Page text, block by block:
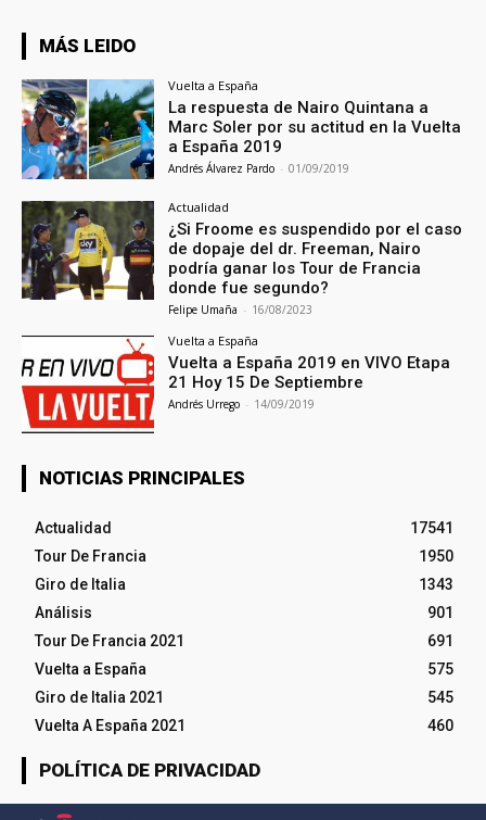
MÁS LEIDO
Vuelta a España
La respuesta de Nairo Quintana a
Marc Soler por su actitud en la Vuelta
a España 2019
Andrés Álvarez Pardo - 01/09/2019
Actualidad
¿Si Froome es suspendido por el caso
de dopaje del dr. Freeman, Nairo
podría ganar los Tour de Francia
donde fue segundo?
Felipe Umaña - 16/08/2023
Vuelta a España
Vuelta a España 2019 en VIVO Etapa
21 Hoy 15 De Septiembre
Andrés Urrego - 14/09/2019
NOTICIAS PRINCIPALES
Actualidad
17541
Tour De Francia
1950
Giro de Italia
1343
Análisis
901
Tour De Francia 2021
691
Vuelta a España
575
Giro de Italia 2021
545
Vuelta A España 2021
460
POLÍTICA DE PRIVACIDAD